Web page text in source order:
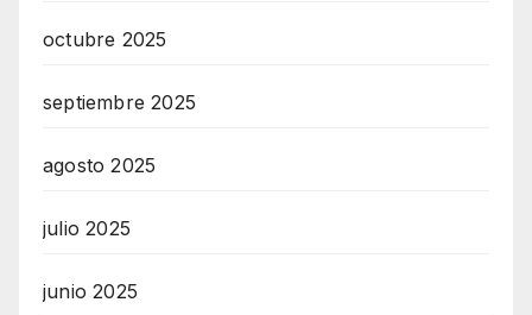
octubre 2025
septiembre 2025
agosto 2025
julio 2025
junio 2025